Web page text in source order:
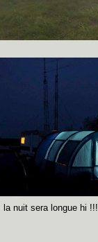
la nuit sera longue hi !!!